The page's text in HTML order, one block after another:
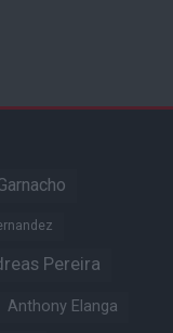
Pereira
Anthony Elanga